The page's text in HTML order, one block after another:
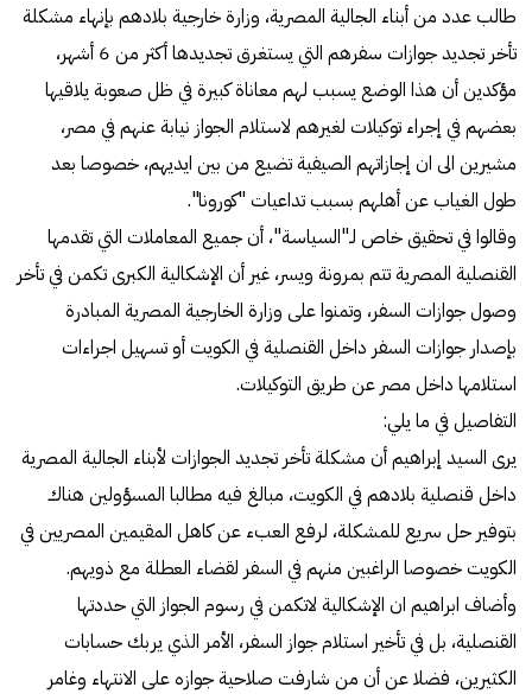
طالب عدد من أبناء الجالية المصرية، وزارة خارجية بلادهم بإنهاء مشكلة
تأخر تجديد جوازات سفرهم التي يستغرق تجديدها أكثر من 6 أشهر،
مؤكدين أن هذا الوضع يسبب لهم معاناة كبيرة في ظل صعوبة يلاقيها
بعضهم في إجراء توكيلات لغيرهم لاستلام الجواز نيابة عنهم في مصر،
مشيرين الى ان إجازاتهم الصيفية تضيع من بين ايديهم، خصوصا بعد
طول الغياب عن أهلهم بسبب تداعيات "كورونا".
وقالوا في تحقيق خاص لـ"السياسة"، أن جميع المعاملات التي تقدمها
القنصلية المصرية تتم بمرونة ويسر، غير أن الإشكالية الكبرى تكمن في تأخر
وصول جوازات السفر، وتمنوا على وزارة الخارجية المصرية المبادرة
بإصدار جوازات السفر داخل القنصلية في الكويت أو تسهيل اجراءات
استلامها داخل مصر عن طريق التوكيلات.
التفاصيل في ما يلي:
يرى السيد إبراهيم أن مشكلة تأخر تجديد الجوازات لأبناء الجالية المصرية
داخل قنصلية بلادهم في الكويت، مبالغ فيه مطالبا المسؤولين هناك
بتوفير حل سريع للمشكلة، لرفع العبء عن كاهل المقيمين المصريين في
الكويت خصوصا الراغبين منهم في السفر لقضاء العطلة مع ذويهم.
وأضاف ابراهيم ان الإشكالية لاتكمن في رسوم الجواز التي حددتها
القنصلية، بل في تأخير استلام جواز السفر، الأمر الذي يربك حسابات
الكثيرين، فضلا عن أن من شارفت صلاحية جوازه على الانتهاء وغامر